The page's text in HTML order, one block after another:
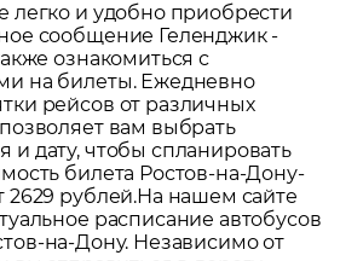
легко и удобно приобрести
сообщение Геленджик-
ознакомиться с
на билеты. Ежедневно
рейсов от различных
вам выбрать
и дату, чтобы спланировать
билета Ростов-на-Дону-
2629 рублей.На нашем сайте
расписание автобусов
на-Дону. Независимо от